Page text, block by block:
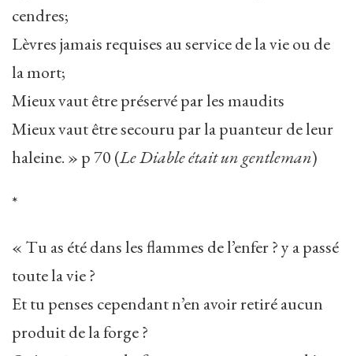
cendres;
Lèvres jamais requises au service de la vie ou de
la mort;
Mieux vaut être préservé par les maudits
Mieux vaut être secouru par la puanteur de leur
haleine. » p 70 (Le Diable était un gentleman)
*
« Tu as été dans les flammes de l’enfer ? y a passé
toute la vie ?
Et tu penses cependant n’en avoir retiré aucun
produit de la forge ?